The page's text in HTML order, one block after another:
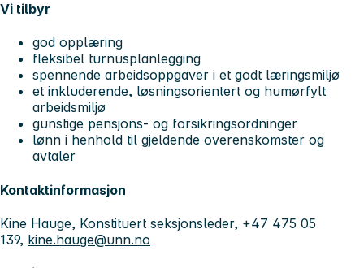
Vi tilbyr
god opplæring
fleksibel turnusplanlegging
spennende arbeidsoppgaver i et godt læringsmiljø
et inkluderende, løsningsorientert og humørfylt
arbeidsmiljø
gunstige pensjons- og forsikringsordninger
lønn i henhold til gjeldende overenskomster og
avtaler
Kontaktinformasjon
Kine Hauge, Konstituert seksjonsleder, +47 475 05
139, kine.hauge@unn.no